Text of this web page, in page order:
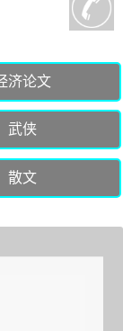
济论文
武侠
散文